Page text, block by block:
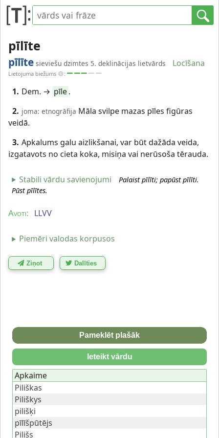
pīlīte
pīlīte sieviešu dzimtes 5. deklinācijas lietvārds Locīšana
Lietojuma biežums :
1. Dem. → pīle.
2. joma: etnogrāfija Māla svilpe mazas pīles figūras
veidā.
3. Apkalums galu aizlikšanai, var būt dažāda veida,
izgatavots no cieta koka, misiņa vai nerūsoša tērauda.
Stabili vārdu savienojumi
Palaist pīlīti; papūst pīlīti.
Pūst pīlītes.
Avoti: LLVV
Piemēri valodas korpusos
Ziņot Dalīties
Pameklēt plašāk
Ieteikt vārdu
Apkaime
Piliškas
Piliškys
pilišķi
pīlīšpūtējs
Pilišs